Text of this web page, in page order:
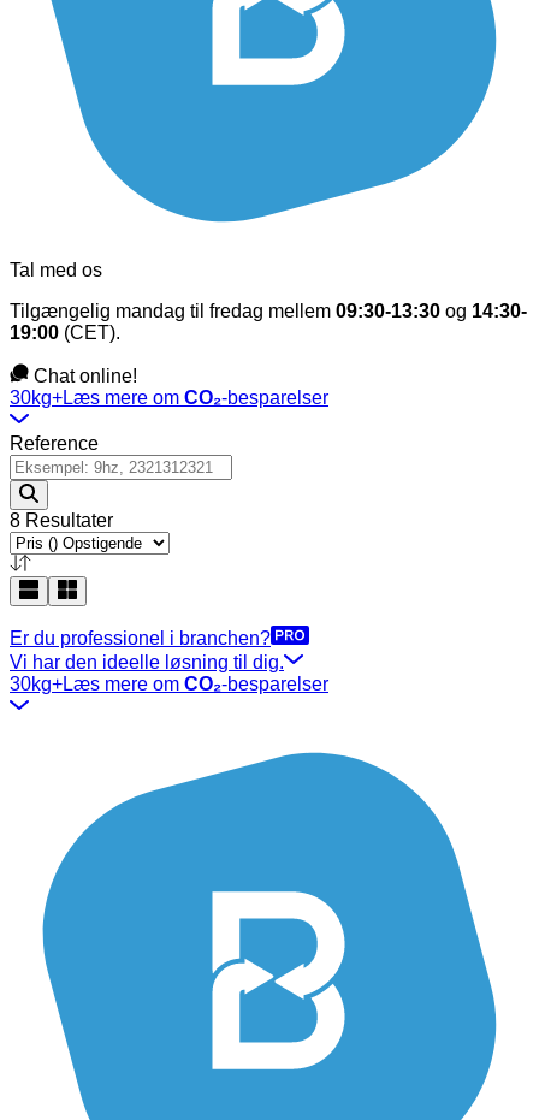
Tal med os
Tilgængelig mandag til fredag mellem 09:30-13:30 og 14:30-
19:00 (CET).
Chat online!
30kg+Læs mere om CO₂-besparelser
Reference
8 Resultater
Er du professionel i branchen?
Vi har den ideelle løsning til dig.
30kg+Læs mere om CO₂-besparelser